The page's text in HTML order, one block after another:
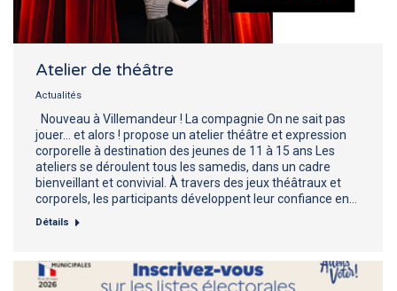
Atelier de théâtre
Actualités
Nouveau à Villemandeur ! La compagnie On ne sait pas
jouer… et alors ! propose un atelier théâtre et expression
corporelle à destination des jeunes de 11 à 15 ans Les
ateliers se déroulent tous les samedis, dans un cadre
bienveillant et convivial. À travers des jeux théâtraux et
corporels, les participants développent leur confiance en…
Détails